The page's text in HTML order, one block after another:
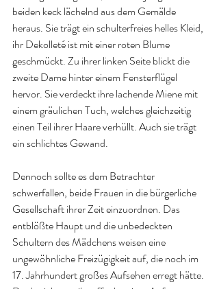
beiden keck lächelnd aus dem Gemälde
heraus. Sie trägt ein schulterfreies helles Kleid,
ihr Dekolleté ist mit einer roten Blume
geschmückt. Zu ihrer linken Seite blickt die
zweite Dame hinter einem Fensterflügel
hervor. Sie verdeckt ihre lachende Miene mit
einem gräulichen Tuch, welches gleichzeitig
einen Teil ihrer Haare verhüllt. Auch sie trägt
ein schlichtes Gewand.
Dennoch sollte es dem Betrachter
schwerfallen, beide Frauen in die bürgerliche
Gesellschaft ihrer Zeit einzuordnen. Das
entblößte Haupt und die unbedeckten
Schultern des Mädchens weisen eine
ungewöhnliche Freizügigkeit auf, die noch im
17. Jahrhundert großes Aufsehen erregt hätte.